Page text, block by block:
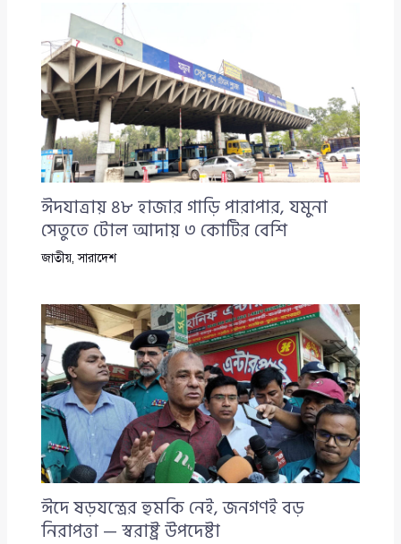
ঈদযাত্রায় ৪৮ হাজার গাড়ি পারাপার, যমুনা
সেতুতে টোল আদায় ৩ কোটির বেশি
জাতীয়,সারাদেশ
ঈদে ষড়যন্ত্রের হুমকি নেই, জনগণই বড়
নিরাপত্তা — স্বরাষ্ট্র উপদেষ্টা